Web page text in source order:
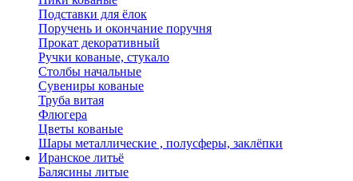
Подставки для ёлок
Поручень и окончание поручня
Прокат декоративный
Ручки кованые, стукало
Столбы начальные
Сувениры кованые
Труба витая
Флюгера
Цветы кованые
Шары металлические , полусферы, заклёпки
Иранское литьё
Балясины литые